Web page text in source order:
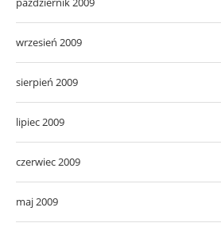
wrzesień 2009
sierpień 2009
lipiec 2009
czerwiec 2009
maj 2009